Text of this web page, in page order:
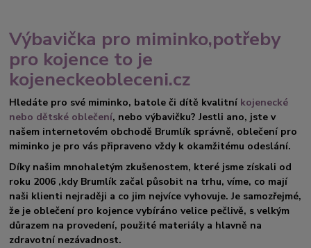
Výbavička pro miminko,potřeby
pro kojence to je
kojeneckeobleceni.cz
Hledáte pro své miminko, batole či dítě kvalitní kojenecké
nebo dětské oblečení, nebo výbavičku? Jestli ano, jste v
našem internetovém obchodě Brumlík správně, oblečení pro
miminko je pro vás připraveno vždy k okamžitému odeslání.
Díky našim mnohaletým zkušenostem, které jsme získali od
roku 2006 ,kdy Brumlík začal působit na trhu, víme, co mají
naši klienti nejraději a co jim nejvíce vyhovuje. Je samozřejmé,
že je oblečení pro kojence vybíráno velice pečlivě, s velkým
důrazem na provedení, použité materiály a hlavně na
zdravotní nezávadnost.